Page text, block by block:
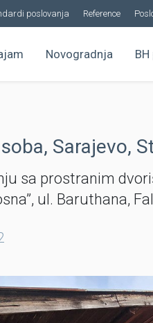
poslovanja Reference
Novogradnja
Sarajevo,
sa prostranim
ul. Baruthana,